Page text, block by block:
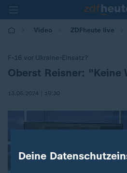
Video ZDFheute live
F-16 vor Ukraine-Einsatz?
:
Oberst Reisner: "Keine
13.06.2024 | 19:30
Deine